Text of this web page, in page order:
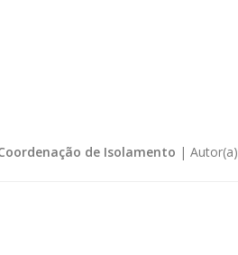
de Isolamento |